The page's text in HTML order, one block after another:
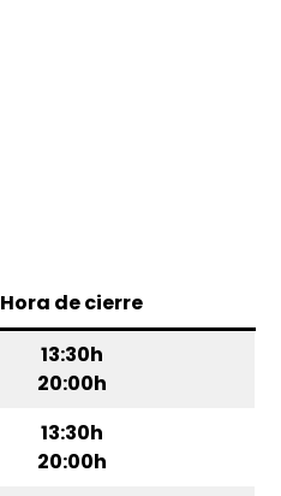
Hora de cierre
13:30h
20:00h
13:30h
20:00h